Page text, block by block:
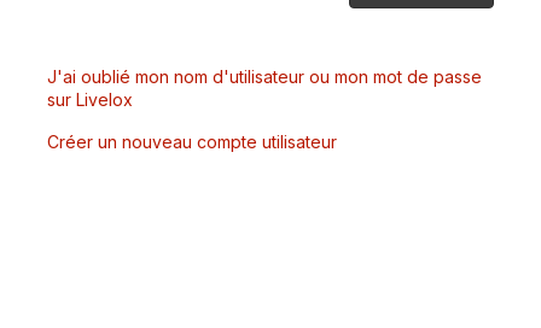
J'ai oublié mon nom d'utilisateur ou mon mot de passe
sur Livelox
Créer un nouveau compte utilisateur